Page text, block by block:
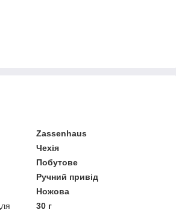
Zassenhaus
Чехія
Побутове
Ручний привід
Ножова
30 г